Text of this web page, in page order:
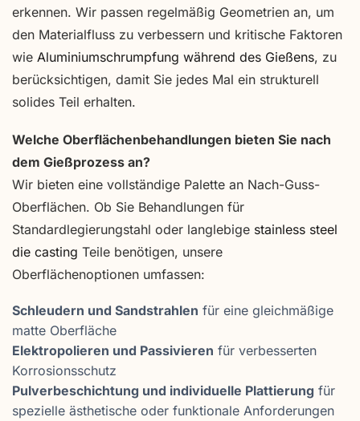
erkennen. Wir passen regelmäßig Geometrien an, um
den Materialfluss zu verbessern und kritische Faktoren
wie Aluminiumschrumpfung während des Gießens, zu
berücksichtigen, damit Sie jedes Mal ein strukturell
solides Teil erhalten.
Welche Oberflächenbehandlungen bieten Sie nach
dem Gießprozess an?
Wir bieten eine vollständige Palette an Nach-Guss-
Oberflächen. Ob Sie Behandlungen für
Standardlegierungstahl oder langlebige stainless steel
die casting Teile benötigen, unsere
Oberflächenoptionen umfassen:
Schleudern und Sandstrahlen für eine gleichmäßige
matte Oberfläche
Elektropolieren und Passivieren für verbesserten
Korrosionsschutz
Pulverbeschichtung und individuelle Plattierung für
spezielle ästhetische oder funktionale Anforderungen